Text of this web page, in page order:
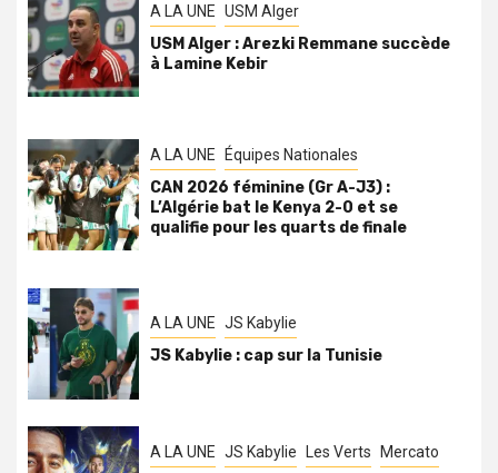
A LA UNE USM Alger
USM Alger : Arezki Remmane succède
à Lamine Kebir
A LA UNE Équipes Nationales
CAN 2026 féminine (Gr A-J3) :
L’Algérie bat le Kenya 2-0 et se
qualifie pour les quarts de finale
A LA UNE JS Kabylie
JS Kabylie : cap sur la Tunisie
A LA UNE JS Kabylie Les Verts Mercato